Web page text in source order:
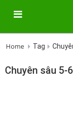
Home Tag
Chuyên sâu 5-